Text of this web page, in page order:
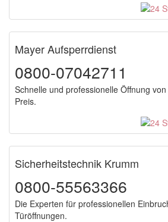
Mayer Aufsperrdienst
0800-07042711
Schnelle und professionelle Öffnung
Preis.
Sicherheitstechnik Krumm
0800-55563366
Die Experten für professionellen
Türöffnungen.